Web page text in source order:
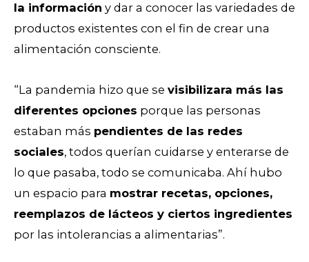
la información y dar a conocer las variedades de
productos existentes con el fin de crear una
alimentación consciente.
“La pandemia hizo que se visibilizara más las
diferentes opciones porque las personas
estaban más pendientes de las redes
sociales, todos querían cuidarse y enterarse de
lo que pasaba, todo se comunicaba. Ahí hubo
un espacio para mostrar recetas, opciones,
reemplazos de lácteos y ciertos ingredientes
por las intolerancias a alimentarias”.